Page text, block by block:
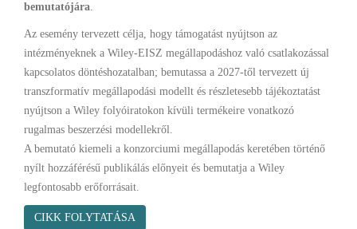
bemutatójára.
Az esemény tervezett célja, hogy támogatást nyújtson az
intézményeknek a Wiley-EISZ megállapodáshoz való csatlakozással
kapcsolatos döntéshozatalban; bemutassa a 2027-től tervezett új
transzformatív megállapodási modellt és részletesebb tájékoztatást
nyújtson a Wiley folyóiratokon kívüli termékeire vonatkozó
rugalmas beszerzési modellekről.
A bemutató kiemeli a konzorciumi megállapodás keretében történő
nyílt hozzáférésű publikálás előnyeit és bemutatja a Wiley
legfontosabb erőforrásait.
CIKK FOLYTATÁSA